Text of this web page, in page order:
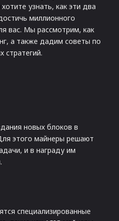
узнать, как эти два
миллионного
вас. Мы рассмотрим, как
а также дадим советы по
стратегий.
новых блоков в
этого майнеры решают
и в награду им
специализированные